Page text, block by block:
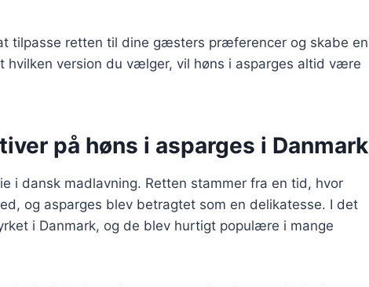
tilpasse retten til dine gæsters præferencer og skabe en
hvilken version du vælger, vil høns i asparges altid være
på høns i asparges i Danmark
i dansk madlavning. Retten stammer fra en tid, hvor
og asparges blev betragtet som en delikatesse. I det
i Danmark, og de blev hurtigt populære i mange